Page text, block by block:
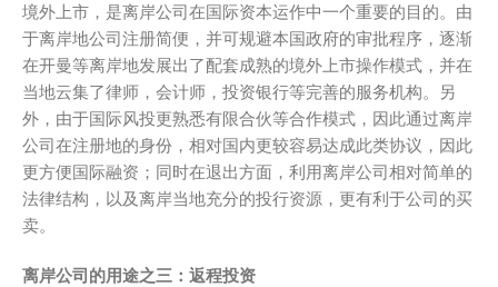
境外上市，是离岸公司在国际资本运作中一个重要的目的。由
于离岸地公司注册简便，并可规避本国政府的审批程序，逐渐
在开曼等离岸地发展出了配套成熟的境外上市操作模式，并在
当地云集了律师，会计师，投资银行等完善的服务机构。另
外，由于国际风投更熟悉有限合伙等合作模式，因此通过离岸
公司在注册地的身份，相对国内更较容易达成此类协议，因此
更方便国际融资；同时在退出方面，利用离岸公司相对简单的
法律结构，以及离岸当地充分的投行资源，更有利于公司的买
卖。
离岸公司的用途之三：返程投资